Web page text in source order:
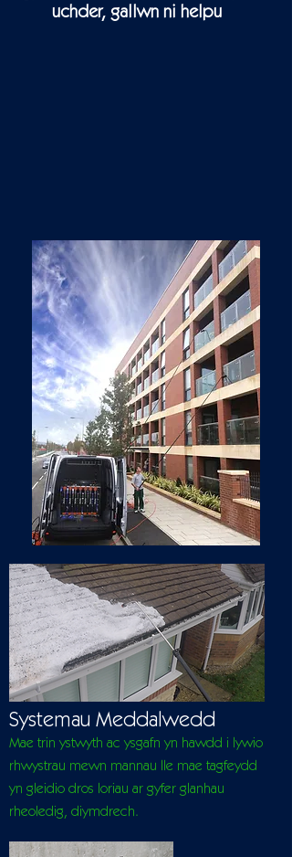
uchder, gallwn ni helpu
Systemau Meddalwedd
Mae trin ystwyth ac ysgafn yn hawdd i lywio
rhwystrau mewn mannau lle mae tagfeydd
yn gleidio dros loriau ar gyfer glanhau
rheoledig, diymdrech.